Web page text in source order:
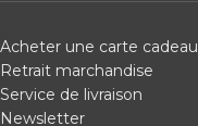
Acheter une carte cadeau
Retrait marchandise
Service de livraison
Newsletter